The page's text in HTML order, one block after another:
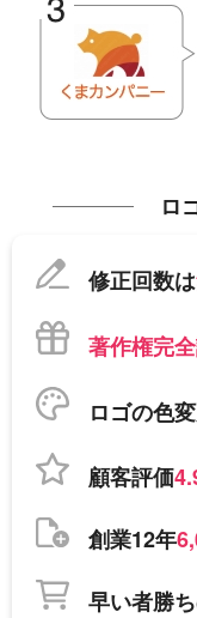
ロ
修正回数は
著作権完
ロゴの色
顧客評価
創業12年
早い者勝